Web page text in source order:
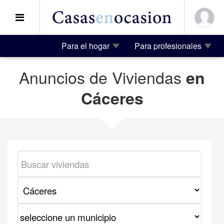
Para el hogar Para profesionales
Anuncios de Viviendas en
Cáceres